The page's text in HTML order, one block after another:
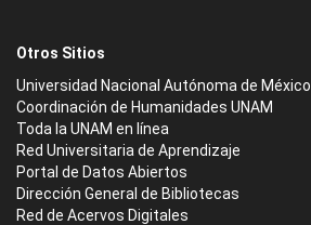
Otros Sitios
Universidad Nacional Autónoma de México
Coordinación de Humanidades UNAM
Toda la UNAM en línea
Red Universitaria de Aprendizaje
Portal de Datos Abiertos
Dirección General de Bibliotecas
Red de Acervos Digitales